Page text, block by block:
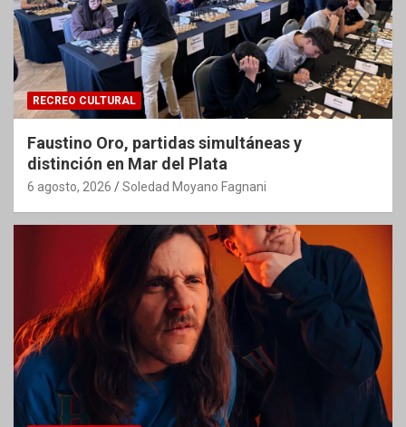
RECREO CULTURAL
Faustino Oro, partidas simultáneas y
distinción en Mar del Plata
6 agosto, 2026 Soledad Moyano Fagnani